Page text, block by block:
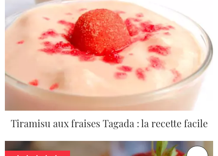
Tiramisu aux fraises Tagada : la recette facile